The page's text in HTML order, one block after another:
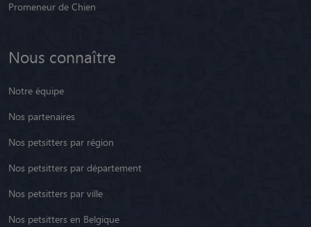
Promeneur de Chien
Nous connaître
Notre équipe
Nos partenaires
Nos petsitters par région
Nos petsitters par département
Nos petsitters par ville
Nos petsitters en Belgique